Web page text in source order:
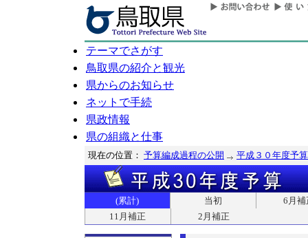
テーマでさがす
鳥取県の紹介と観光
県からのお知らせ
ネットで手続
県政情報
県の組織と仕事
現在の位置： 予算編成過程の公開 平成３０年度予算
(累計) 当初
6月補
11月補正
2月補正